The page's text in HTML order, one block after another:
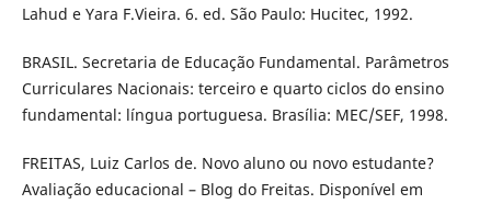
Lahud e Yara F.Vieira. 6. ed. São Paulo: Hucitec, 1992.
BRASIL. Secretaria de Educação Fundamental. Parâmetros
Curriculares Nacionais: terceiro e quarto ciclos do ensino
fundamental: língua portuguesa. Brasília: MEC/SEF, 1998.
FREITAS, Luiz Carlos de. Novo aluno ou novo estudante?
Avaliação educacional – Blog do Freitas. Disponível em